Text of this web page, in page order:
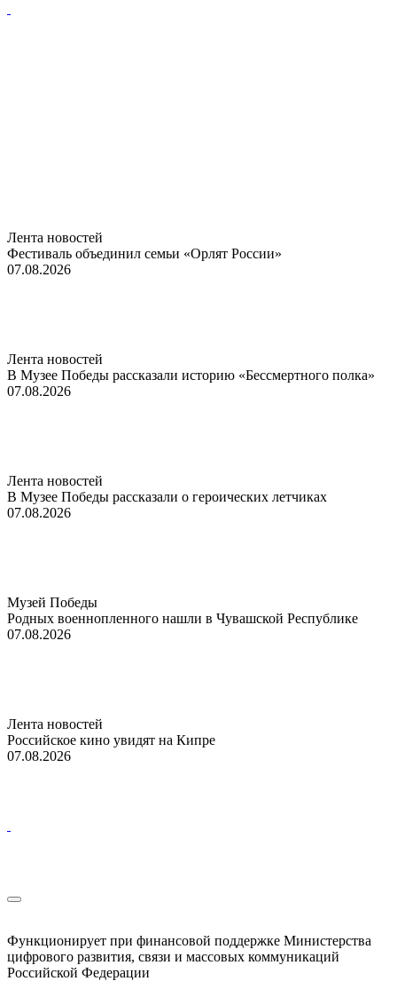
Лента новостей
Фестиваль объединил семьи «Орлят России»
07.08.2026
Лента новостей
В Музее Победы рассказали историю «Бессмертного полка»
07.08.2026
Лента новостей
В Музее Победы рассказали о героических летчиках
07.08.2026
Музей Победы
Родных военнопленного нашли в Чувашской Республике
07.08.2026
Лента новостей
Российское кино увидят на Кипре
07.08.2026
Функционирует при финансовой поддержке Министерства
цифрового развития, связи и массовых коммуникаций
Российской Федерации